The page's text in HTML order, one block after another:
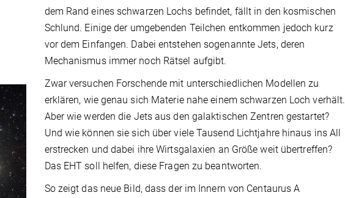
dem Rand eines schwarzen Lochs befindet, fällt in den kosmischen
Schlund. Einige der umgebenden Teilchen entkommen jedoch kurz
vor dem Einfangen. Dabei entstehen sogenannte Jets, deren
Mechanismus immer noch Rätsel aufgibt.
Zwar versuchen Forschende mit unterschiedlichen Modellen zu
erklären, wie genau sich Materie nahe einem schwarzen Loch verhält.
Aber wie werden die Jets aus den galaktischen Zentren gestartet?
Und wie können sie sich über viele Tausend Lichtjahre hinaus ins All
erstrecken und dabei ihre Wirtsgalaxien an Größe weit übertreffen?
Das EHT soll helfen, diese Fragen zu beantworten.
So zeigt das neue Bild, dass der im Innern von Centaurus A